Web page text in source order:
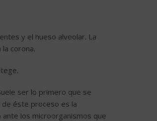
y el hueso alveolar. La
corona.
ser lo primero que se
de éste proceso es la
ante los microorganismos que